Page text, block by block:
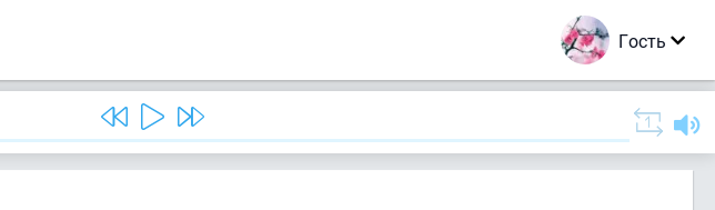
Гость